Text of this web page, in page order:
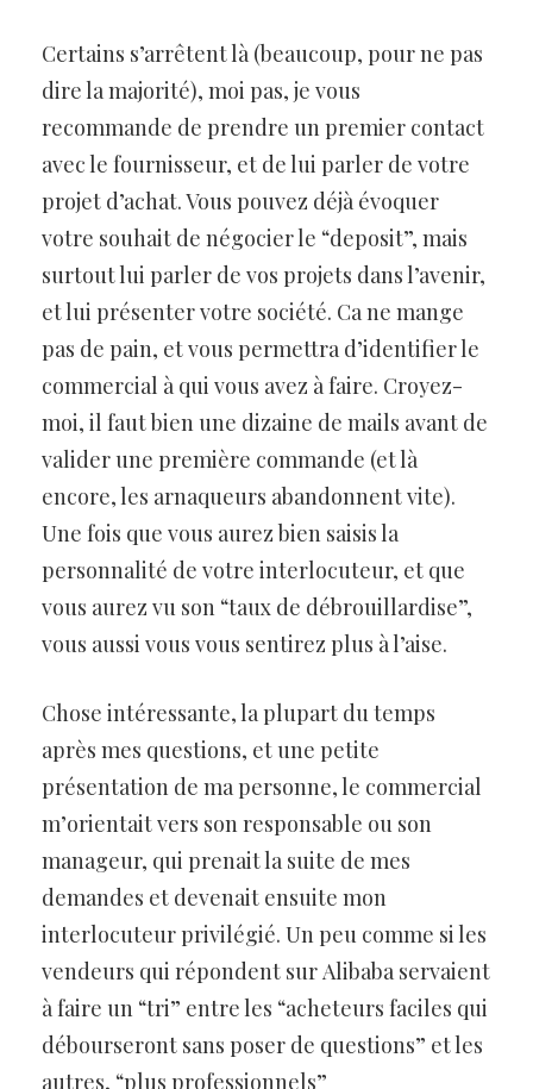
Certains s’arrêtent là (beaucoup, pour ne pas
dire la majorité), moi pas, je vous
recommande de prendre un premier contact
avec le fournisseur, et de lui parler de votre
projet d’achat. Vous pouvez déjà évoquer
votre souhait de négocier le “deposit”, mais
surtout lui parler de vos projets dans l’avenir,
et lui présenter votre société. Ca ne mange
pas de pain, et vous permettra d’identifier le
commercial à qui vous avez à faire. Croyez-
moi, il faut bien une dizaine de mails avant de
valider une première commande (et là
encore, les arnaqueurs abandonnent vite).
Une fois que vous aurez bien saisis la
personnalité de votre interlocuteur, et que
vous aurez vu son “taux de débrouillardise”,
vous aussi vous vous sentirez plus à l’aise.
Chose intéressante, la plupart du temps
après mes questions, et une petite
présentation de ma personne, le commercial
m’orientait vers son responsable ou son
manageur, qui prenait la suite de mes
demandes et devenait ensuite mon
interlocuteur privilégié. Un peu comme si les
vendeurs qui répondent sur Alibaba servaient
à faire un “tri” entre les “acheteurs faciles qui
débourseront sans poser de questions” et les
autres, “plus professionnels”